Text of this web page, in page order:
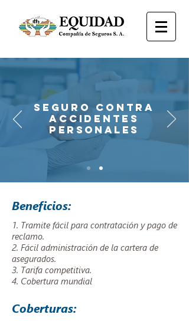
SEGURO CONTRA
ACCIDENTES
PERSONALES
Beneficios:
1. Tramite fácil para contratación y pago de
reclamo.
2. Fácil administración de la cartera de
asegurados.
3. Tarifa competitiva.
4. Cobertura mundial
Coberturas: